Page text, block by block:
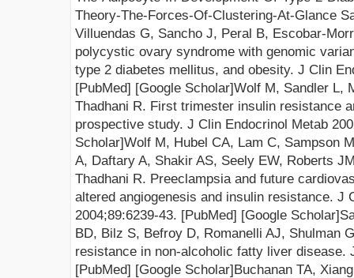
Theory-The-Forces-Of-Clustering-At-Glance
Villuendas G, Sancho J, Peral B, Escobar-
polycystic ovary syndrome with genomic
type 2 diabetes mellitus, and obesity. J Clin
[PubMed] [Google Scholar]Wolf M, Sandler L,
Thadhani R. First trimester insulin resistance
prospective study. J Clin Endocrinol Metab
Scholar]Wolf M, Hubel CA, Lam C, Sampson
A, Daftary A, Shakir AS, Seely EW, Roberts
Thadhani R. Preeclampsia and future
altered angiogenesis and insulin resistance. J
2004;89:6239-43. [PubMed] [Google Scholar]
BD, Bilz S, Befroy D, Romanelli AJ, Shulman
resistance in non-alcoholic fatty liver disease.
[PubMed] [Google Scholar]Buchanan TA,